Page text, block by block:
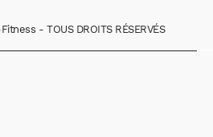
- TOUS DROITS RÉSERVÉS